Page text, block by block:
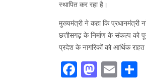
स्थापित कर रहा है।
मुख्यमंत्री ने कहा कि प्रधानमंत्री
छत्तीसगढ़ के निर्माण के संकल्प को
प्रदेश के नागरिकों को आर्थिक
Facebook